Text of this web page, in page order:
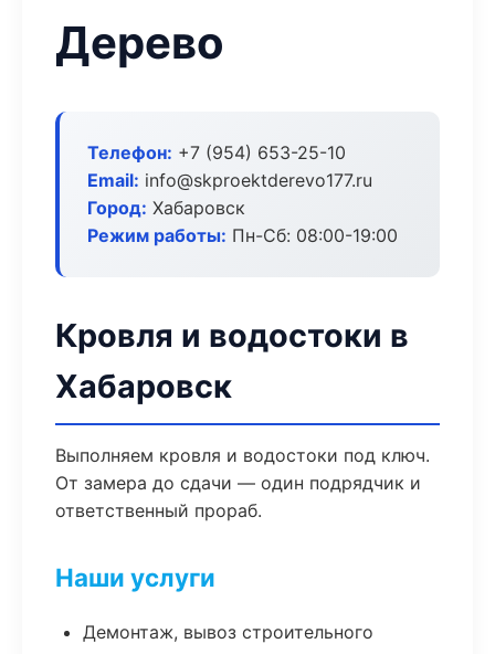
Дерево
Телефон: +7 (954) 653-25-10
Email: info@skproektderevo177.ru
Город: Хабаровск
Режим работы: Пн-Сб: 08:00-19:00
Кровля и водостоки в
Хабаровск
Выполняем кровля и водостоки под ключ.
От замера до сдачи — один подрядчик и
ответственный прораб.
Наши услуги
Демонтаж, вывоз строительного